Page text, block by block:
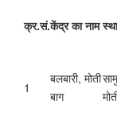
क्र.सं.केंद्र का नाम
1
बलबारी, मोती
बाग